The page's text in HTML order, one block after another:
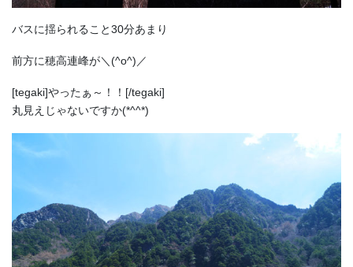
バスに揺られること30分あまり
前方に穂高連峰が＼(^o^)／
[tegaki]やったぁ～！！[/tegaki]
丸見えじゃないですか(*^^*)